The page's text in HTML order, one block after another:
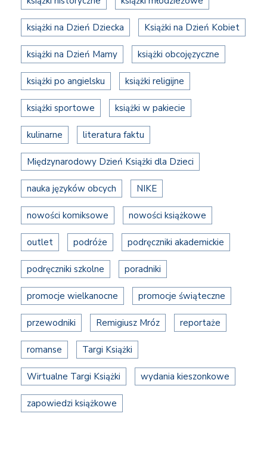
książki na Dzień Dziecka Książki na Dzień Kobiet
książki na Dzień Mamy książki obcojęzyczne
książki po angielsku książki religijne
książki sportowe książki w pakiecie
kulinarne literatura faktu
Międzynarodowy Dzień Książki dla Dzieci
nauka języków obcych NIKE
nowości komiksowe nowości książkowe
outlet podróże podręczniki akademickie
podręczniki szkolne poradniki
promocje wielkanocne promocje świąteczne
przewodniki Remigiusz Mróz reportaże
romanse Targi Książki
Wirtualne Targi Książki wydania kieszonkowe
zapowiedzi książkowe